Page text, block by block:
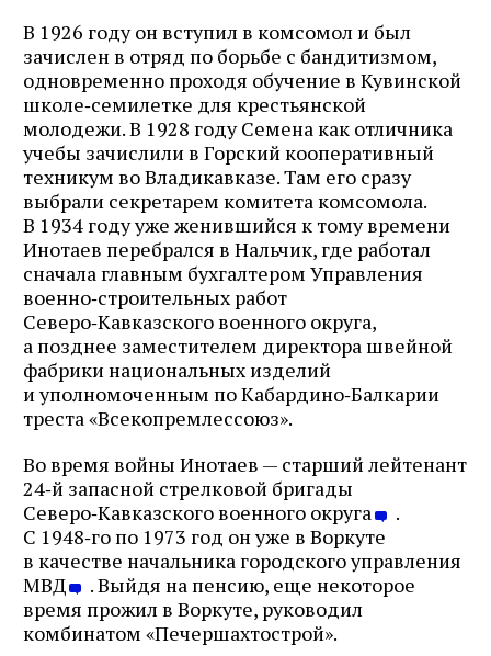
В 1926 году он вступил в комсомол и был
зачислен в отряд по борьбе с бандитизмом,
одновременно проходя обучение в Кувинской
школе‑семилетке для крестьянской
молодежи. В 1928 году Семена как отличника
учебы зачислили в Горский кооперативный
техникум во Владикавказе. Там его сразу
выбрали секретарем комитета комсомола.
В 1934 году уже женившийся к тому времени
Инотаев перебрался в Нальчик, где работал
сначала главным бухгалтером Управления
военно‑строительных работ
Северо‑Кавказского военного округа,
а позднее заместителем директора швейной
фабрики национальных изделий
и уполномоченным по Кабардино‑Балкарии
треста «Всекопремлессоюз».
Во время войны Инотаев — старший лейтенант
24‑й запасной стрелковой бригады
Северо‑Кавказского военного округа
.
С 1948‑го по 1973 год он уже в Воркуте
в качестве начальника городского управления
МВД
. Выйдя на пенсию, еще некоторое
время прожил в Воркуте, руководил
комбинатом «Печершахтострой».